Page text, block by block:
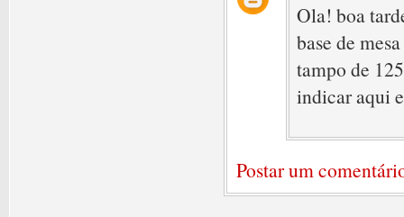
Ola! boa
base de
tampo de
indicar aqui
Postar um